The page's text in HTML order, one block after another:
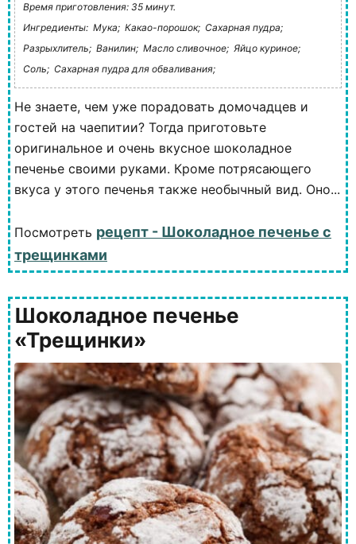
Время приготовления: 35 минут.
Ингредиенты: Мука; Какао-порошок; Сахарная пудра;
Разрыхлитель; Ванилин; Масло сливочное; Яйцо куриное;
Соль; Сахарная пудра для обваливания;
Не знаете, чем уже порадовать домочадцев и
гостей на чаепитии? Тогда приготовьте
оригинальное и очень вкусное шоколадное
печенье своими руками. Кроме потрясающего
вкуса у этого печенья также необычный вид. Оно...
Посмотреть рецепт - Шоколадное печенье с
трещинками
Шоколадное печенье
«Трещинки»